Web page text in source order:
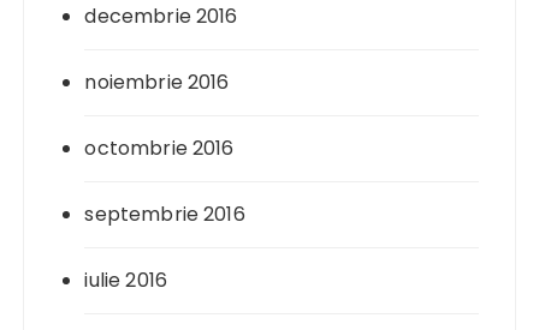
decembrie 2016
noiembrie 2016
octombrie 2016
septembrie 2016
iulie 2016